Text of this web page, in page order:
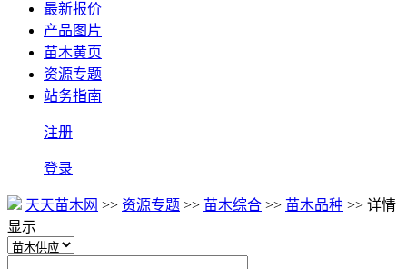
最新报价
产品图片
苗木黄页
资源专题
站务指南
注册
登录
天天苗木网 >> 资源专题 >> 苗木综合 >> 苗木品种 >> 详情
显示